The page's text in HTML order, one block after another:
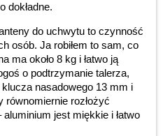
dokładne.
do uchwytu to czynność
osób. Ja robiłem to sam, co
ma około 8 kg i łatwo ją
o podtrzymanie talerza,
nasadowego 13 mm i
rozłożyć
jest miękkie i łatwo